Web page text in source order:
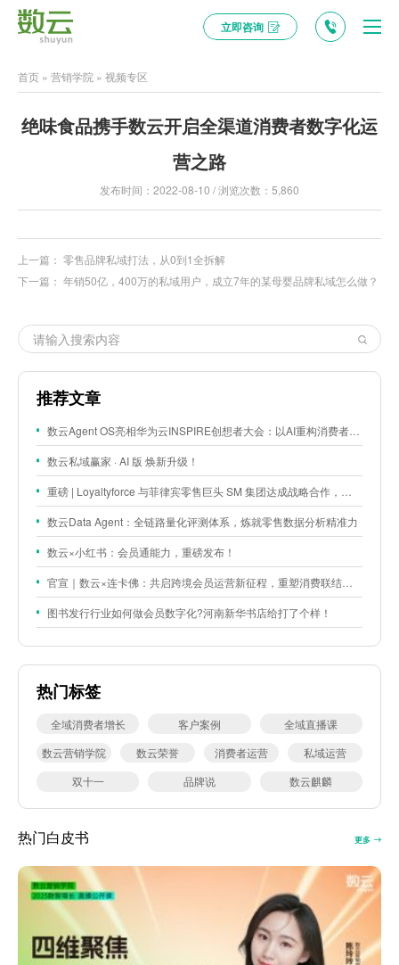
立即咨询
首页 » 营销学院 » 视频专区
绝味食品携手数云开启全渠道消费者数字化运
营之路
发布时间：2022-08-10 / 浏览次数：5,860
上一篇： 零售品牌私域打法，从0到1全拆解
下一篇： 年销50亿，400万的私域用户，成立7年的某母婴品牌私域怎么做？
推荐文章
数云Agent OS亮相华为云INSPIRE创想者大会：以AI重构消费者运营与零售营销新范式
数云私域赢家 · AI 版 焕新升级！
重磅 | Loyaltyforce 与菲律宾零售巨头 SM 集团达成战略合作，携手开启 SMAC 会员数智化运营新征程
数云Data Agent：全链路量化评测体系，炼就零售数据分析精准力
数云×小红书：会员通能力，重磅发布！
官宣｜数云×连卡佛：共启跨境会员运营新征程，重塑消费联结新体验
图书发行行业如何做会员数字化?河南新华书店给打了个样！
热门标签
全域消费者增长 客户案例
全域直播课
数云营销学院
数云荣誉 消费者运营
私域运营
双十一
品牌说 数云麒麟
热门白皮书 更多